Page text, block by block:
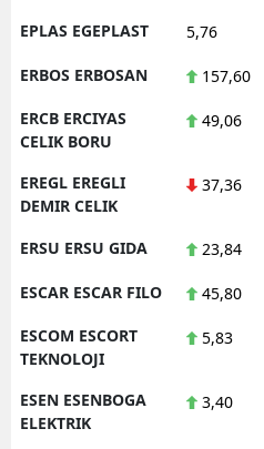
EPLAS EGEPLAST 5,76
ERBOS ERBOSAN 157,60
ERCB ERCIYAS
CELIK BORU
49,06
EREGL EREGLI
DEMIR CELIK
37,36
ERSU ERSU GIDA 23,84
ESCAR ESCAR FILO 45,80
ESCOM ESCORT
TEKNOLOJI
5,83
ESEN ESENBOGA
ELEKTRIK
3,40